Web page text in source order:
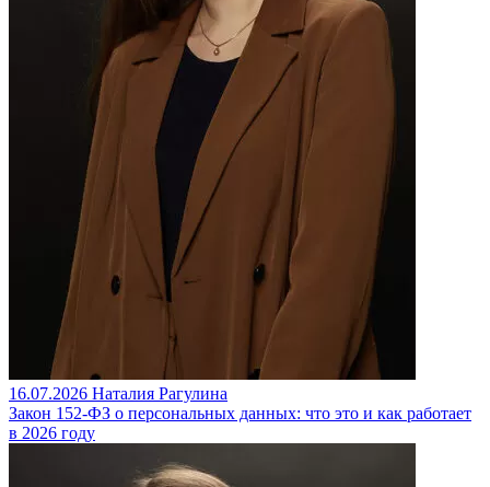
16.07.2026 Наталия Рагулина
Закон 152-ФЗ о персональных данных: что это и как работает
в 2026 году